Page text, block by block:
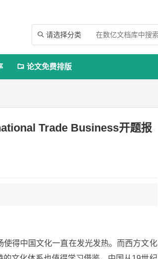
 请选择分类
 论文免费排版
Trade Business开题报
得中国文化一直在发光发热。而西方文化